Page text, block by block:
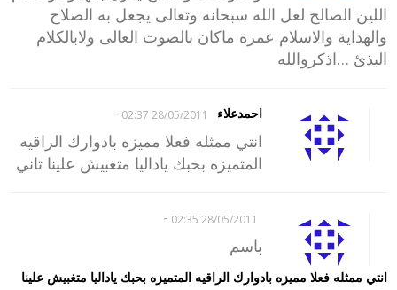
اللين الصالح لعل الله سبحانه وتعالى يجعل به الصلاح
والهداية والاسلام عمرة ماكان بالصوت العالى ولابالكلام
البذئ …اذكروالله
احمدعلاء 28/05/2011 02:37
-
انتي ممثله فعلا مميزه بادوارك الراقيه
المتميزه بحبك ياداليا متغبيش علينا تاني
انتي ممثله فعلا مميزه بادوارك الراقيه المتميزه بحبك ياداليا متغبيش علينا
28/05/2011 02:35
-
باسم